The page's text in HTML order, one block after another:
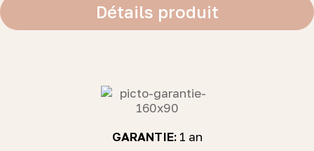
Détails produit
GARANTIE: 1 an